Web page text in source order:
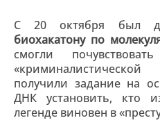
С 20 октября был
биохакатону по
смогли
получили задание на
ДНК установить, кто
легенде виновен в